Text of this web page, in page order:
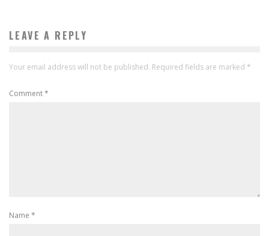
LEAVE A REPLY
Your email address will not be published. Required fields are marked *
Comment*
Name *